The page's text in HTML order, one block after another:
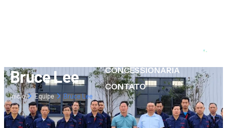
CONCESSIONÁRIA
CONTATO
Bruce Lee
Início Equipe Bruce Lee